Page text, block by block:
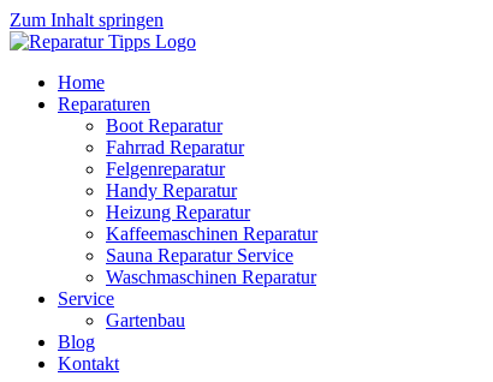
Zum Inhalt springen
Home
Reparaturen
Boot Reparatur
Fahrrad Reparatur
Felgenreparatur
Handy Reparatur
Heizung Reparatur
Kaffeemaschinen Reparatur
Sauna Reparatur Service
Waschmaschinen Reparatur
Service
Gartenbau
Blog
Kontakt